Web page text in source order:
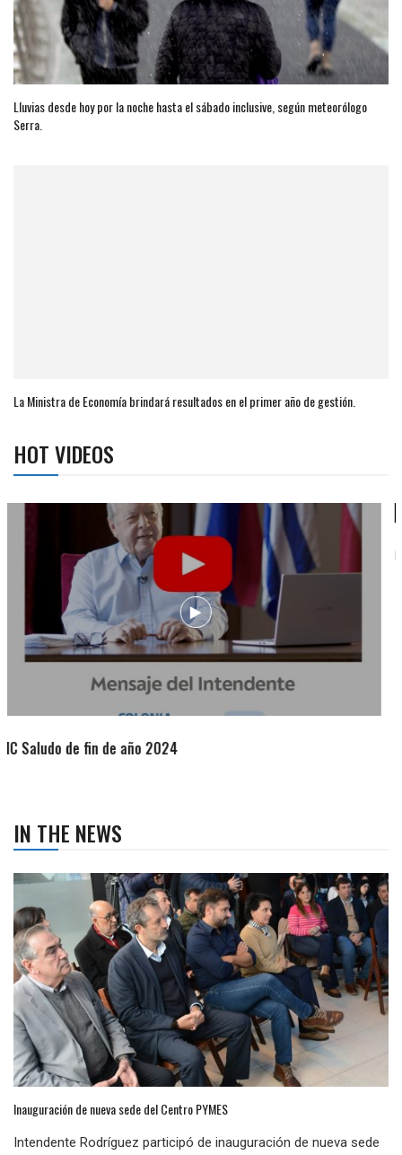
Lluvias desde hoy por la noche hasta el sábado inclusive, según meteorólogo
Serra.
La Ministra de Economía brindará resultados en el primer año de gestión.
HOT VIDEOS
Campaña de turismo otoño-invierno
IN THE NEWS
Inauguración de nueva sede del Centro PYMES
Intendente Rodríguez participó de inauguración de nueva sede